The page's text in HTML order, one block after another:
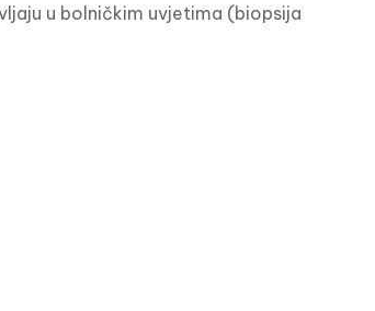
u bolničkim uvjetima (biopsija